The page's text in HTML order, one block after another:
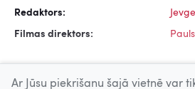
Redaktors:
Filmas direktors:
Ar Jūsu piekrišanu šajā vietnē var